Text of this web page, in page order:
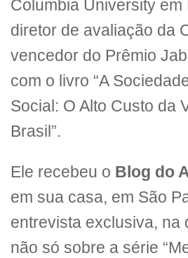
Columbia University em
diretor de avaliação da
vencedor do Prêmio
com o livro “A
Social: O Alto Custo da
Brasil”.
Ele recebeu o Blog do
em sua casa, em São
entrevista exclusiva, na
não só sobre a série